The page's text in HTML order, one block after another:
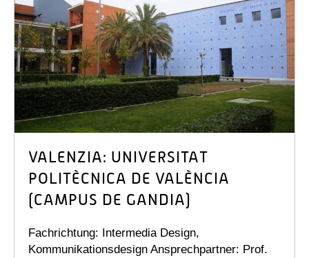
VALENZIA: UNIVERSITAT
POLITÈCNICA DE VALÈNCIA
(CAMPUS DE GANDIA)
Fachrichtung: Intermedia Design,
Kommunikationsdesign Ansprechpartner: Prof.